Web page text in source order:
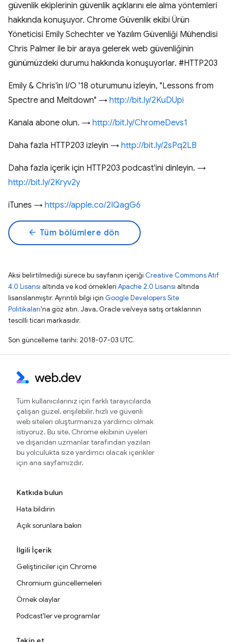
güvenlik ekiplerinin güvenlik açıklarını ele alma yöntemleri
hakkında konuşuyor. Chrome Güvenlik ekibi Ürün
Yöneticisi Emily Schechter ve Yazılım Güvenliği Mühendisi
Chris Palmer ile bir araya gelerek web güvenliğinin
günümüzdeki durumu hakkında konuşuyorlar. #HTTP203
Emily & Chris'in I/O '18 oturumunu izleyin, "Lessons from
Spectre and Meltdown" → http://bit.ly/2KuDUpi
Kanala abone olun. → http://bit.ly/ChromeDevs1
Daha fazla HTTP203 izleyin → http://bit.ly/2sPq2LB
Daha fazla içerik için HTTP203 podcast'ini dinleyin. →
http://bit.ly/2Kryv2y
iTunes → https://apple.co/2IQagG6
arrow_back Tüm bölümlere dön
Aksi belirtilmediği sürece bu sayfanın içeriği Creative Commons Atıf
4.0 Lisansı altında ve kod örnekleri Apache 2.0 Lisansı altında
lisanslanmıştır. Ayrıntılı bilgi için Google Developers Site
Politikaları'na göz atın. Java, Oracle ve/veya satış ortaklarının
tescilli ticari markasıdır.
Son güncelleme tarihi: 2018-07-03 UTC.
Tüm kullanıcılarınız için farklı tarayıcılarda
çalışan güzel, erişilebilir, hızlı ve güvenli
web siteleri oluşturmanıza yardımcı olmak
istiyoruz. Bu site, Chrome ekibinin üyeleri
ve dışarıdan uzmanlar tarafından yazılan
bu yolculukta size yardımcı olacak içerikler
için ana sayfamızdır.
Katkıda bulun
Hata bildirin
Açık sorunlara bakın
İlgili İçerik
Geliştiriciler için Chrome
Chromium güncellemeleri
Örnek olaylar
Podcast'ler ve programlar